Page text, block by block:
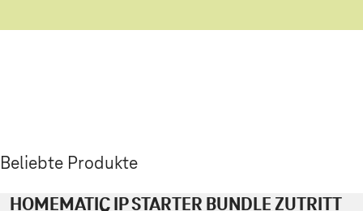
Beliebte Produkte
HOMEMATIC IP STARTER BUNDLE ZUTRITT